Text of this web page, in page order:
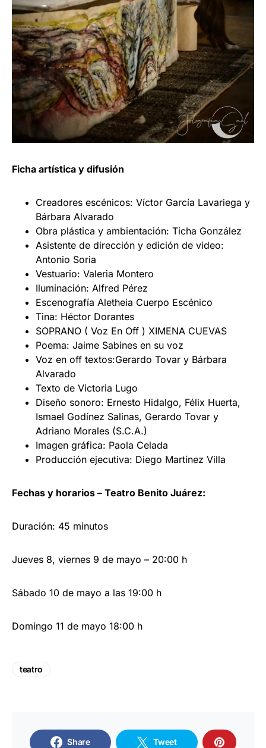
Ficha artística y difusión
Creadores escénicos: Víctor García Lavariega y
Bárbara Alvarado
Obra plástica y ambientación: Ticha González
Asistente de dirección y edición de video:
Antonio Soria
Vestuario: Valeria Montero
Iluminación: Alfred Pérez
Escenografía Aletheia Cuerpo Escénico
Tina: Héctor Dorantes
SOPRANO ( Voz En Off ) XIMENA CUEVAS
Poema: Jaime Sabines en su voz
Voz en off textos:Gerardo Tovar y Bárbara
Alvarado
Texto de Victoria Lugo
Diseño sonoro: Ernesto Hidalgo, Félix Huerta,
Ismael Godínez Salinas, Gerardo Tovar y
Adriano Morales (S.C.A.)
Imagen gráfica: Paola Celada
Producción ejecutiva: Diego Martínez Villa
Fechas y horarios – Teatro Benito Juárez:
Duración: 45 minutos
Jueves 8, viernes 9 de mayo – 20:00 h
Sábado 10 de mayo a las 19:00 h
Domingo 11 de mayo 18:00 h
teatro
Share Tweet